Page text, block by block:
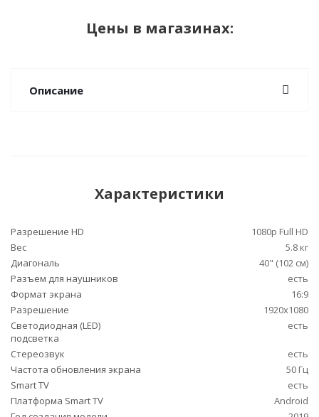
Цены в магазинах:
Описание
Характеристики
Разрешение HD
1080p Full HD
Вес
5.8 кг
Диагональ
40" (102 см)
Разъем для наушников
есть
Формат экрана
16:9
Разрешение
1920x1080
Светодиодная (LED)
подсветка
есть
Стереозвук
есть
Частота обновления экрана
50 Гц
Smart TV
есть
Платформа Smart TV
Android